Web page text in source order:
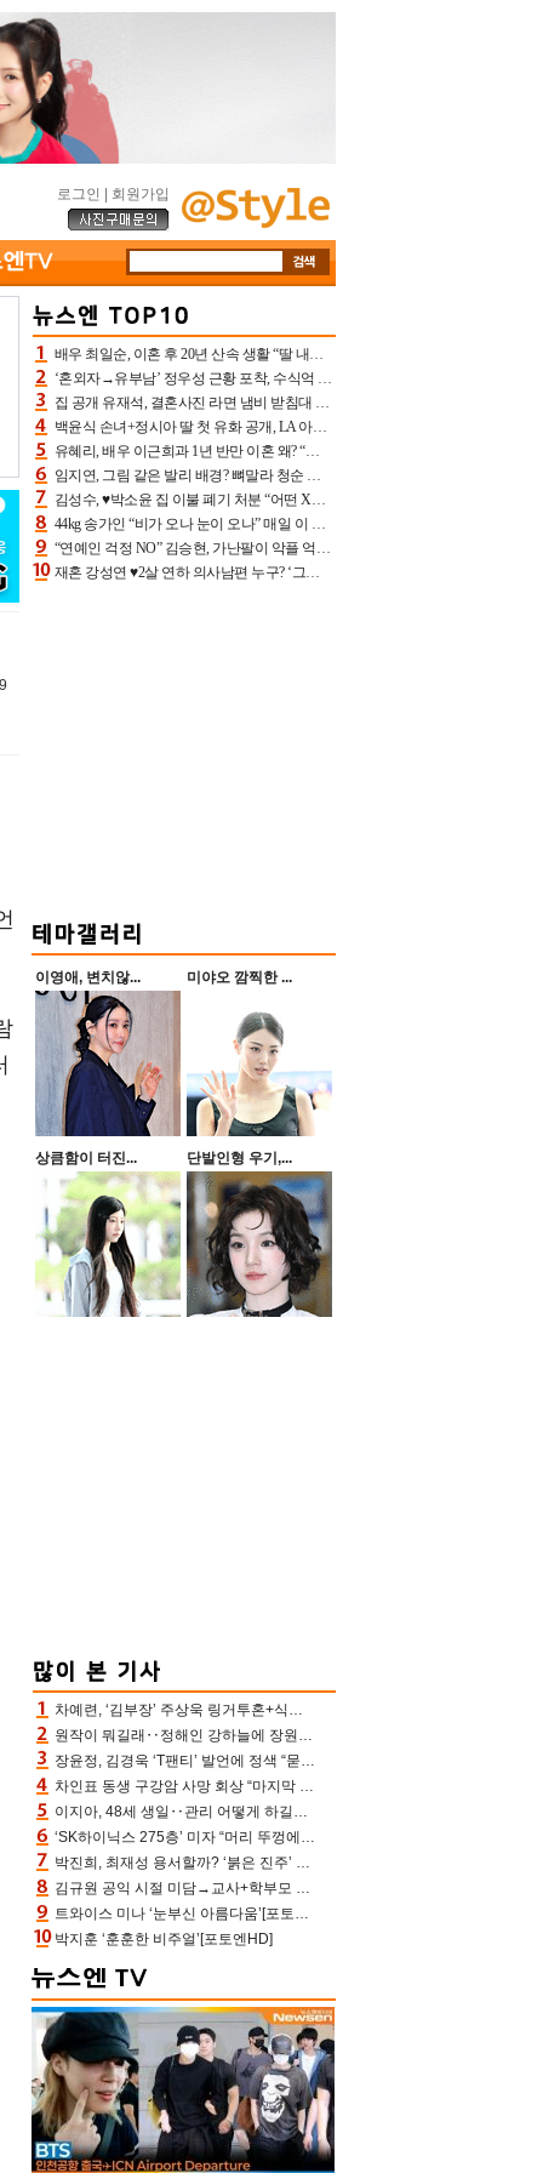
로그인 회원가입
배우 최일순, 이혼 후 20년 산속 생활 “딸 내가 버렸다고 원망‥맘 아파”(특종)[어제TV]
‘혼외자→유부남’ 정우성 근황 포착, 수식억 해킹 피해 후배 만났다 “존경하는”
집 공개 유재석, 결혼사진 라면 냄비 받침대 되고 분노‥가족사진도 피해(놀뭐)[어제TV]
백윤식 손녀+정시아 딸 첫 유화 공개, LA 아트쇼→서울국제조각페스타 작가다운 수준급 실력
유혜리, 배우 이근희과 1년 반만 이혼 왜? “식칼 꽂고 의자 던져” 충격 폭로(특종)[어제TV]
임지연, 그림 같은 발리 배경? 뼈말라 청순 비키니 핏에 상대 안 되네
김성수, ♥박소윤 집 이불 폐기 처분 “어떤 X이랑 썼을지 몰라” 질투(신랑수업2)[어제TV]
44kg 송가인 “비가 오나 눈이 오나” 매일 이 운동, 허벅지 근육량 상승+체지방 감소
“연예인 걱정 NO” 김승현, 가난팔이 악플 억울할만‥아내+딸과 日 여행
재혼 강성연 ♥2살 연하 의사남편 누구? ‘그알’ 자문의에 훈남 비주얼 초엘리트 스펙 [종합]
이영애, 변치않... 미야오 깜찍한 ...
상큼함이 터진... 단발인형 우기,...
차예련, ‘김부장’ 주상욱 링거투혼+식스팩 비화 “옷 벗는데 아저씨는 안 된다고”(차장금)
원작이 뭐길래‥정해인 강하늘에 장원영까지 참여한 이 영화
장윤정, 김경욱 ‘T팬티’ 발언에 정색 “묻지 않았는데, 그것도 성희롱”(장공장)
차인표 동생 구강암 사망 회상 “마지막 순간 동생 손 잡아준 신애라, 두고두고 고마워” (신애라이프)
이지아, 48세 생일‥관리 어떻게 하길래 놀라운 동안 미모
‘SK하이닉스 275층’ 미자 “머리 뚜껑에서 사, 주식만 안 해도 돈 버는 것”
박진희, 최재성 용서할까? ‘붉은 진주’ 오늘(7일) 결말 나온다
김규원 공익 시절 미담→교사+학부모 추가 미담 속출 “휠체어 탄 아이와 산책도”[종합]
트와이스 미나 ‘눈부신 아름다움’[포토엔HD]
박지훈 ‘훈훈한 비주얼’[포토엔HD]